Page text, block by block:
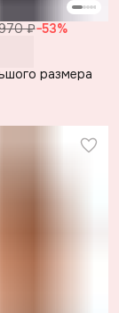
₽−53%
размера